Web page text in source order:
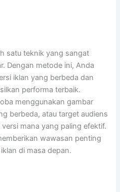
satu teknik yang sangat
Dengan metode ini, Anda
iklan yang berbeda dan
performa terbaik.
menggunakan gambar
berbeda, atau target audiens
mana yang paling efektif.
wawasan penting
di masa depan.